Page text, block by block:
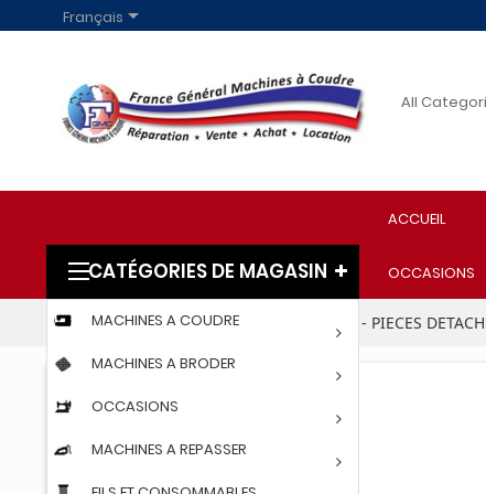
Français
ACCUEIL
OCCASIONS
CATÉGORIES DE MAGASIN
MACHINES A COUDRE
MACHINES A BRODER
OCCASIONS
MACHINES A REPASSER
Accueil PARTICULIERS ACCESSOIRES - PIECES